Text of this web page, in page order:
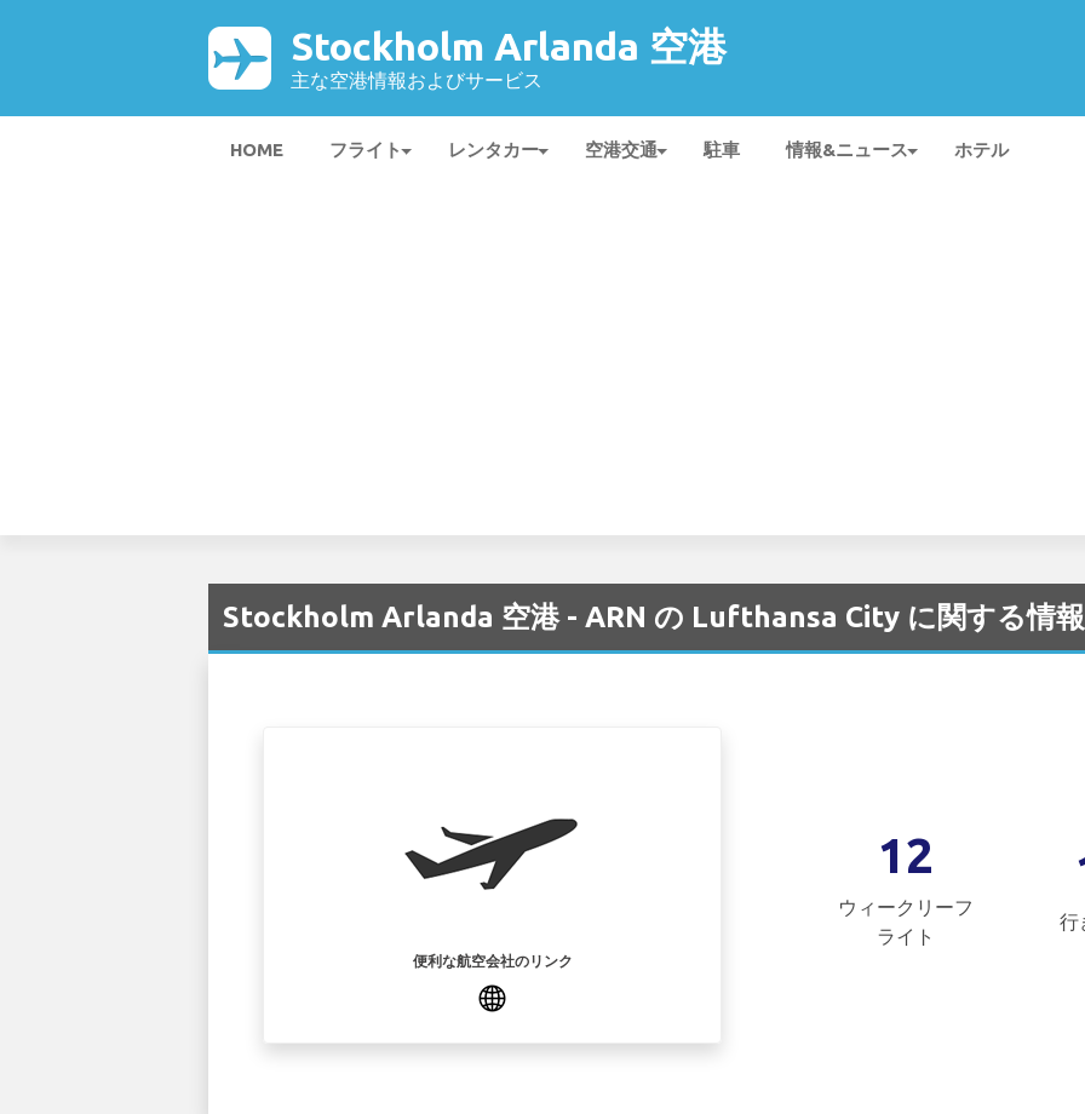
Stockholm Arlanda 空港
主な空港情報およびサービス
HOME フライト レンタカー 空港交通 駐車 情報&ニュース ホテル
Stockholm Arlanda 空港 - ARN の Lufthansa City に関する情報
便利な航空会社のリンク
12
ウィークリーフ
ライト
行